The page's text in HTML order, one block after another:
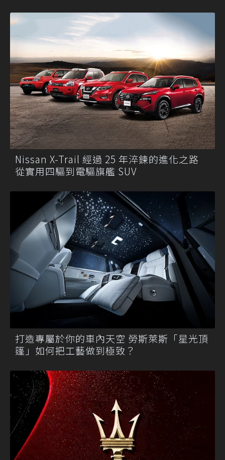
Nissan X-Trail 經過 25 年淬鍊的進化之路
從實用四驅到電驅旗艦 SUV
打造專屬於你的車內天空 勞斯萊斯「星光頂
篷」如何把工藝做到極致？